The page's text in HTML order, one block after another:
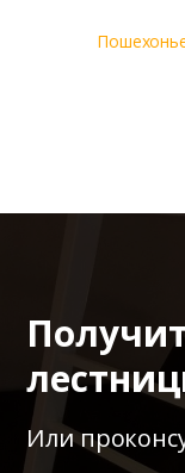
Или